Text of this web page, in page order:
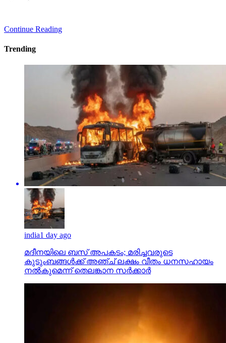
Continue Reading
Trending
india1 day ago
മദീനയിലെ ബസ് അപകടം; മരിച്ചവരുടെ
കുടുംബങ്ങള്‍ക്ക് അഞ്ച് ലക്ഷം വീതം ധനസഹായം
നല്‍കുമെന്ന് തെലങ്കാന സര്‍ക്കാര്‍